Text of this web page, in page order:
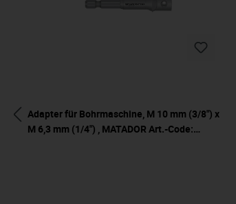
Adapter für Bohrmaschine, M 10 mm (3/8") x
M 6,3 mm (1/4") , MATADOR Art.-Code: